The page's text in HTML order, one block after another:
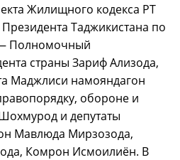
Жилищного кодекса РТ
Таджикистана по
Полномочный
страны Зариф Ализода,
Маджлиси намояндагон
обороне и
и депутаты
Мавлюда Мирзозода,
Комрон Исмоилиён. В